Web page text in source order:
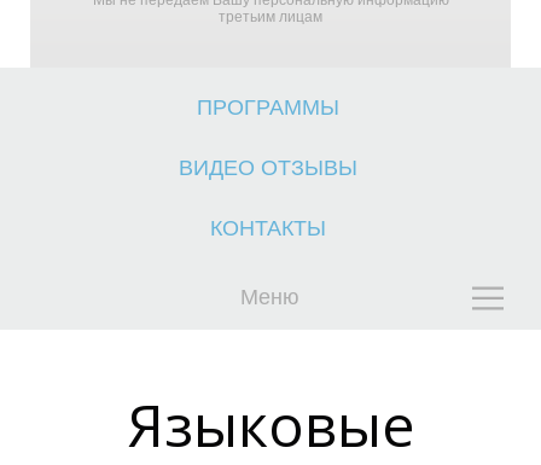
третьим лицам
ПРОГРАММЫ
ВИДЕО ОТЗЫВЫ
КОНТАКТЫ
Меню
О
Языковые
О